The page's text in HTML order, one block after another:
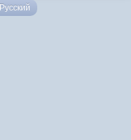
Русский